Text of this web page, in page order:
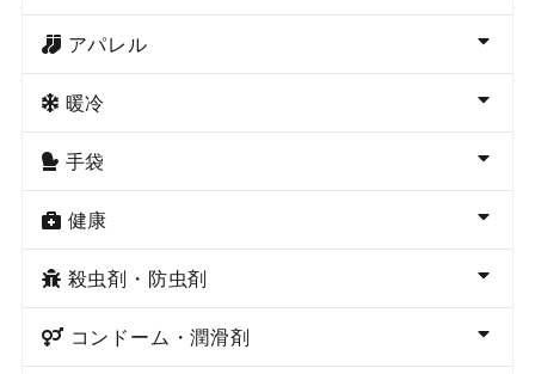
アパレル
暖冷
手袋
健康
殺虫剤・防虫剤
コンドーム・潤滑剤